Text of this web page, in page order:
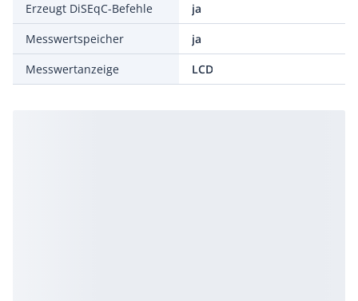
Erzeugt DiSEqC-Befehle
ja
Messwertspeicher
ja
Messwertanzeige
LCD